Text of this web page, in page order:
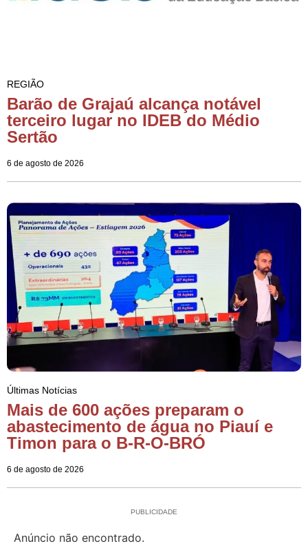
REGIÃO
Barão de Grajaú alcança notável
terceiro lugar no IDEB do Médio
Sertão
6 de agosto de 2026
Últimas Notícias
Mais de 600 ações preparam o
abastecimento de água no Piauí e
Timon para o B-R-O-BRÓ
6 de agosto de 2026
PUBLICIDADE
Anúncio não encontrado.